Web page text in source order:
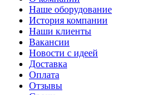
Наше оборудование
История компании
Наши клиенты
Вакансии
Новости с идеей
Доставка
Оплата
Отзывы